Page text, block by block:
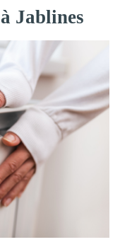
Jablines